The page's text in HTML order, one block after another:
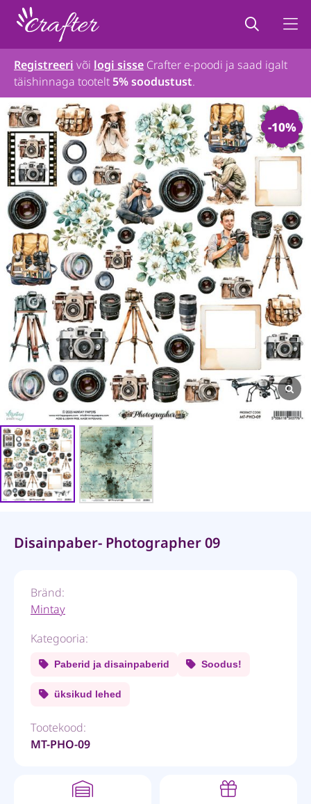
Registreeri või logi sisse Crafter e-poodi ja saad igalt
täishinnaga tootelt5% soodustust.
-10%
Disainpaber- Photographer 09
Bränd:
Mintay
Kategooria:
Paberid ja disainpaberid Soodus!
üksikud lehed
Tootekood:
MT-PHO-09